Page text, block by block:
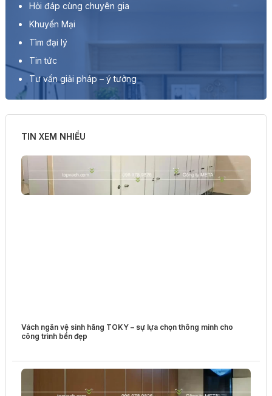
Hỏi đáp cùng chuyên gia
Khuyến Mại
Tìm đại lý
Tin tức
Tư vấn giải pháp – ý tưởng
TIN XEM NHIỀU
Vách ngăn vệ sinh hãng TOKY – sự lựa chọn thông minh cho
công trình bền đẹp